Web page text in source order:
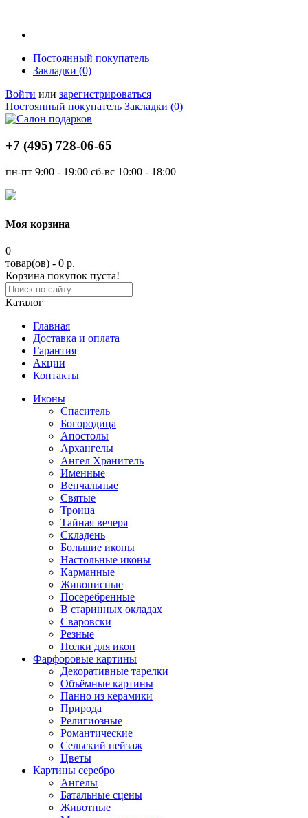
Постоянный покупатель
Закладки (0)
Войти или зарегистрироваться
Постоянный покупатель Закладки (0)
+7 (495) 728-06-65
пн-пт 9:00 - 19:00 сб-вс 10:00 - 18:00
Моя корзина
0
товар(ов) - 0 р.
Корзина покупок пуста!
Каталог
Главная
Доставка и оплата
Гарантия
Акции
Контакты
Иконы
Спаситель
Богородица
Апостолы
Архангелы
Ангел Хранитель
Именные
Венчальные
Святые
Троица
Тайная вечеря
Складень
Большие иконы
Настольные иконы
Карманные
Живописные
Посеребренные
В старинных окладах
Сваровски
Резные
Полки для икон
Фарфоровые картины
Декоративные тарелки
Объёмные картины
Панно из керамики
Природа
Религиозные
Романтические
Сельский пейзаж
Цветы
Картины серебро
Ангелы
Батальные сцены
Животные